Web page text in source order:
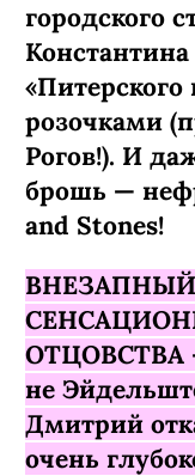
городского
розочками
Рогов!). И
брошь —
and Stones!
ОТЦОВСТВА
не
Дмитрий
очень